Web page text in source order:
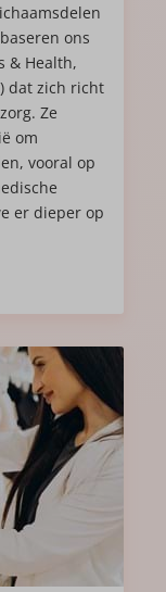
ons
& Health,
dat zich richt
Ze
om
vooral op
er dieper op